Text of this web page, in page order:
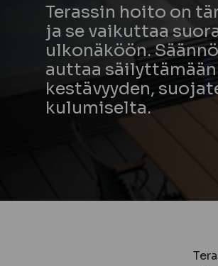
Terassin hoito on
ja se vaikuttaa
ulkonäköön.
auttaa
kestävyyden,
kulumiselta.